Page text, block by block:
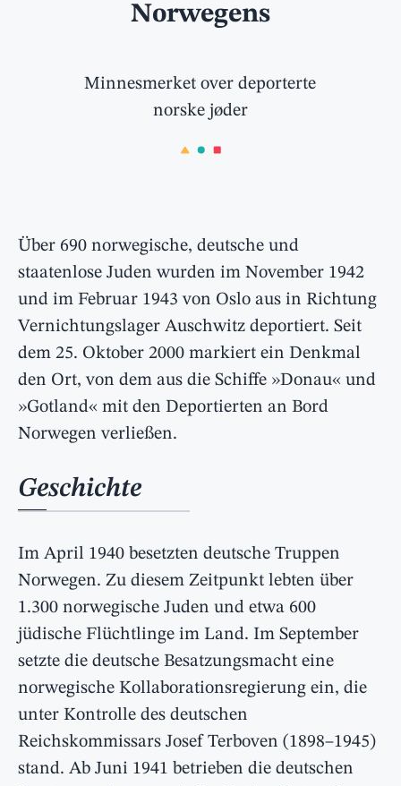
Norwegens
Minnesmerket over deporterte
norske jøder
Über 690 norwegische, deutsche und
staatenlose Juden wurden im November 1942
und im Februar 1943 von Oslo aus in Richtung
Vernichtungslager Auschwitz deportiert. Seit
dem 25. Oktober 2000 markiert ein Denkmal
den Ort, von dem aus die Schiffe »Donau« und
»Gotland« mit den Deportierten an Bord
Norwegen verließen.
Geschichte
Im April 1940 besetzten deutsche Truppen
Norwegen. Zu diesem Zeitpunkt lebten über
1.300 norwegische Juden und etwa 600
jüdische Flüchtlinge im Land. Im September
setzte die deutsche Besatzungsmacht eine
norwegische Kollaborationsregierung ein, die
unter Kontrolle des deutschen
Reichskommissars Josef Terboven (1898–1945)
stand. Ab Juni 1941 betrieben die deutschen